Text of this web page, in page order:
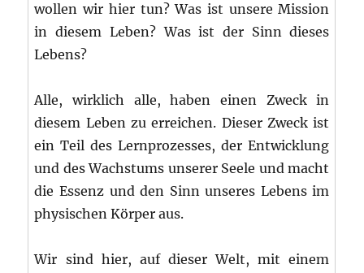
wollen wir hier tun? Was ist unsere Mission
in diesem Leben? Was ist der Sinn dieses
Lebens?
Alle, wirklich alle, haben einen Zweck in
diesem Leben zu erreichen. Dieser Zweck ist
ein Teil des Lernprozesses, der Entwicklung
und des Wachstums unserer Seele und macht
die Essenz und den Sinn unseres Lebens im
physischen Körper aus.
Wir sind hier, auf dieser Welt, mit einem